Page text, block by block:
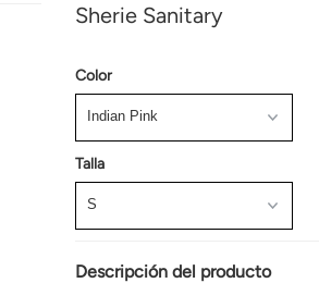
Sherie Sanitary
Color
Talla
Descripción del producto